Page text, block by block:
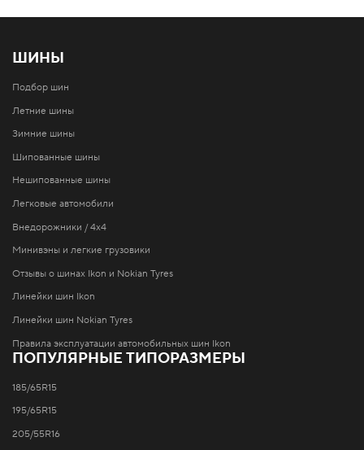
ШИНЫ
Подбор шин
Летние шины
Зимние шины
Шипованные шины
Нешипованные шины
Легковые автомобили
Внедорожники / 4x4
Минивэны и легкие грузовики
Отзывы о шинах Ikon и Nokian Tyres
Линейки шин Ikon
Линейки шин Nokian Tyres
Правила эксплуатации автомобильных шин Ikon
ПОПУЛЯРНЫЕ ТИПОРАЗМЕРЫ
185/65R15
195/65R15
205/55R16